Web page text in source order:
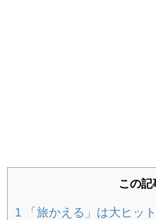
持ち寄りパ
この記
1 「旅かえる」は大ヒッ